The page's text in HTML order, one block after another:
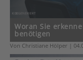
Woran Sie
benötigen
Von Christiane Hölper |